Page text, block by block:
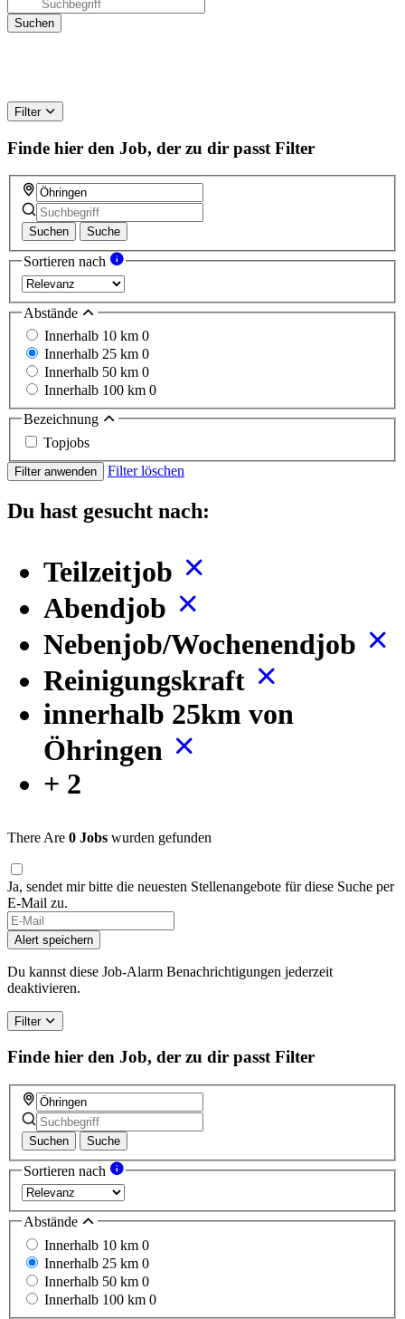
Filter
Finde hier den Job, der zu dir passt Filter
Suchen Suche
Sortieren nach
Abstände
Innerhalb 10 km 0
Innerhalb 25 km 0
Innerhalb 50 km 0
Innerhalb 100 km 0
Bezeichnung
Topjobs
Filter anwenden Filter löschen
Du hast gesucht nach:
Teilzeitjob
Abendjob
Nebenjob/Wochenendjob
Reinigungskraft
innerhalb 25km von
Öhringen
+ 2
There Are 0 Jobs wurden gefunden
Ja, sendet mir bitte die neuesten Stellenangebote für diese Suche per
E-Mail zu.
Alert speichern
Du kannst diese Job-Alarm Benachrichtigungen jederzeit
deaktivieren.
Filter
Finde hier den Job, der zu dir passt Filter
Suchen Suche
Sortieren nach
Abstände
Innerhalb 10 km 0
Innerhalb 25 km 0
Innerhalb 50 km 0
Innerhalb 100 km 0